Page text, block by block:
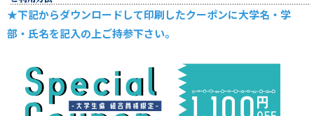
★下記からダウンロードして印刷したクーポンに大学名・学
部・氏名を記入の上ご持参下さい。